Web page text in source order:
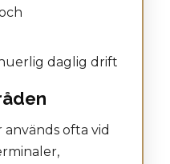
daglig drift
ofta vid